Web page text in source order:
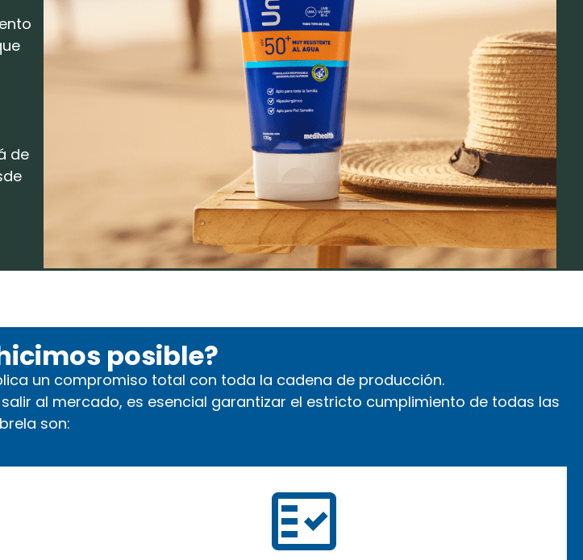
de
posible?
un compromiso total con toda la cadena de producción.
al mercado, es esencial garantizar el estricto cumplimiento de todas las
son: